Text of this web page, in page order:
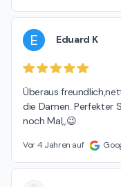
E Eduard K
Überaus
die Damen. Perfekter
noch Mal,,😉
Vor 4 Jahren auf